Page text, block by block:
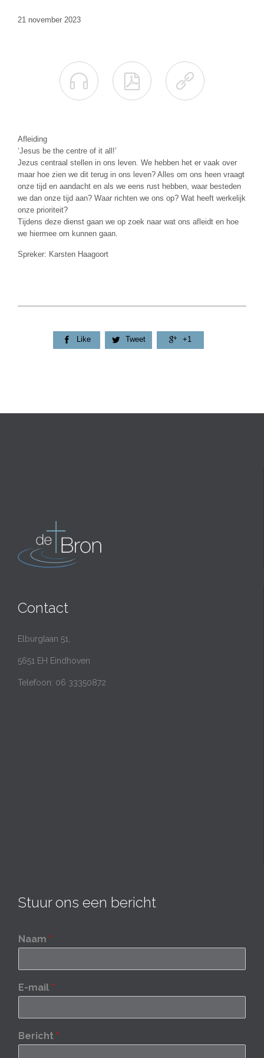
21 november 2023
  
Afleiding
‘Jesus be the centre of it all!’
Jezus centraal stellen in ons leven. We hebben het er vaak over
maar hoe zien we dit terug in ons leven? Alles om ons heen vraagt
onze tijd en aandacht en als we eens rust hebben, waar besteden
we dan onze tijd aan? Waar richten we ons op? Wat heeft werkelijk
onze prioriteit?
Tijdens deze dienst gaan we op zoek naar wat ons afleidt en hoe
we hiermee om kunnen gaan.
Spreker: Karsten Haagoort
 Like  Tweet  +1
Contact
Elburglaan 51,
5651 EH Eindhoven
Telefoon: 06 33350872
Stuur ons een bericht
Naam *
E-mail *
Bericht *